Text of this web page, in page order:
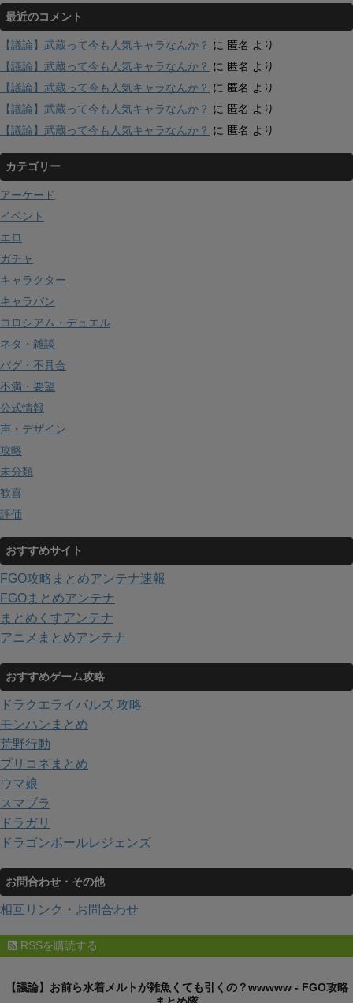
最近のコメント
【議論】武蔵って今も人気キャラなんか？ に 匿名 より
【議論】武蔵って今も人気キャラなんか？ に 匿名 より
【議論】武蔵って今も人気キャラなんか？ に 匿名 より
【議論】武蔵って今も人気キャラなんか？ に 匿名 より
【議論】武蔵って今も人気キャラなんか？ に 匿名 より
カテゴリー
アーケード
イベント
エロ
ガチャ
キャラクター
キャラバン
コロシアム・デュエル
ネタ・雑談
バグ・不具合
不満・要望
公式情報
声・デザイン
攻略
未分類
歓喜
評価
おすすめサイト
FGO攻略まとめアンテナ速報
FGOまとめアンテナ
まとめくすアンテナ
アニメまとめアンテナ
おすすめゲーム攻略
ドラクエライバルズ 攻略
モンハンまとめ
荒野行動
プリコネまとめ
ウマ娘
スマブラ
ドラガリ
ドラゴンボールレジェンズ
お問合わせ・その他
相互リンク・お問合わせ
RSSを購読する
【議論】お前ら水着メルトが雑魚くても引くの？wwwww - FGO攻略